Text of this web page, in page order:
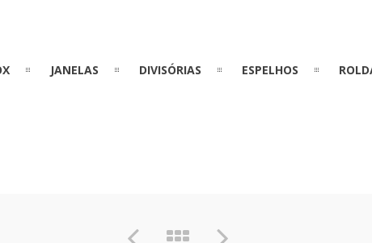
JANELAS DIVISÓRIAS ESPELHOS